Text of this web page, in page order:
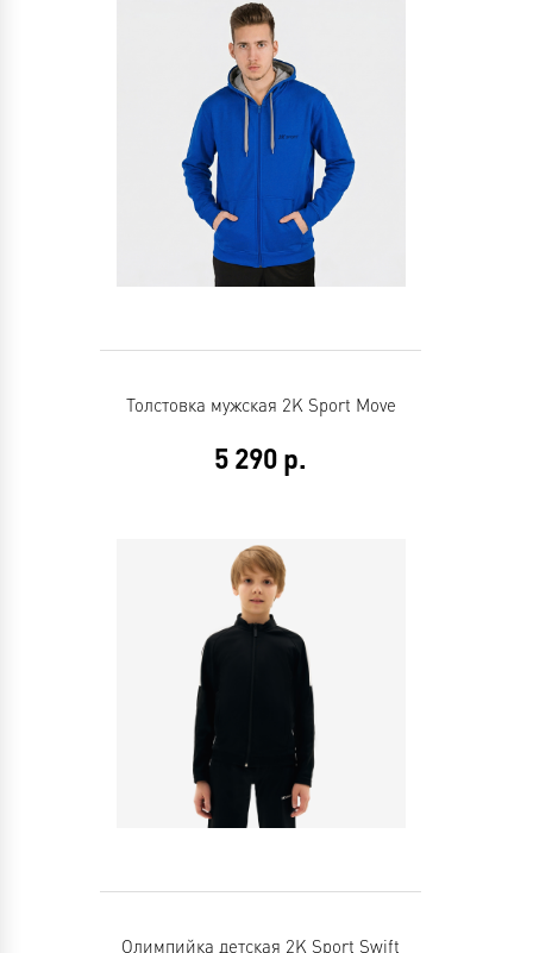
Толстовка мужская 2K Sport Move
5 290 р.
Олимпийка детская 2K Sport Swift